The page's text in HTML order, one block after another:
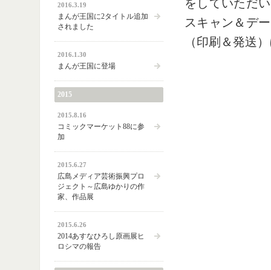
をしていただ
スキャン＆デ
（印刷＆発送
2016.3.19
まんが王国に2タイトル追加
されました
2016.1.30
まんが王国に登場
2015
2015.8.16
コミックマーケット88に参
加
2015.6.27
広島メディア芸術振興プロ
ジェクト～広島ゆかりの作
家、作品展
2015.6.26
2014あすなひろし原画展ヒ
ロシマの報告